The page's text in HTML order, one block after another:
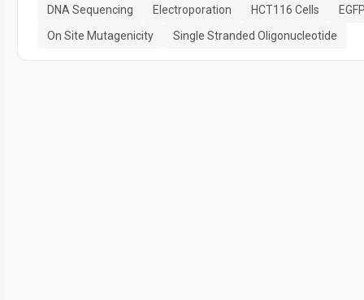
DNA Sequencing
Electroporation HCT116 Cells
On Site Mutagenicity
Single Stranded Oligonucleotide